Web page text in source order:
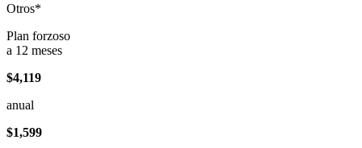
Otros*
Plan forzoso
a 12 meses
$4,119
anual
$1,599